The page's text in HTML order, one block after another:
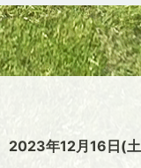
2023年12月16日(